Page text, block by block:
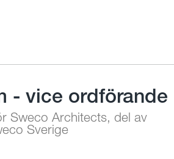
- vice ordförande
Sweco Architects, del av
Sverige